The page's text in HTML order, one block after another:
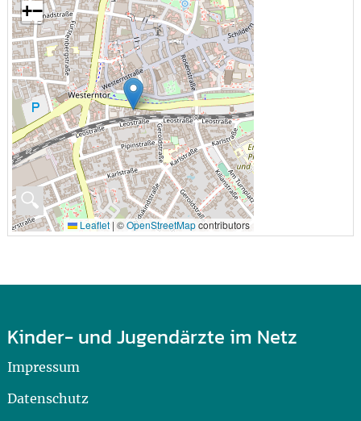
🔍
+−
Leaflet | ©OpenStreetMapcontributors
Kinder- und Jugendärzte im Netz
Impressum
Datenschutz